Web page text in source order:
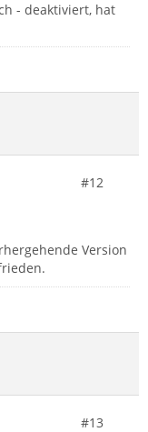
- deaktiviert, hat
#12
Version
#13